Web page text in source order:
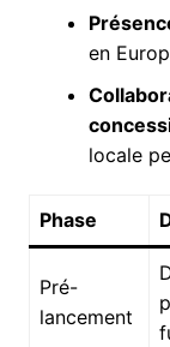
en
locale
Phase
Pré-
lancement